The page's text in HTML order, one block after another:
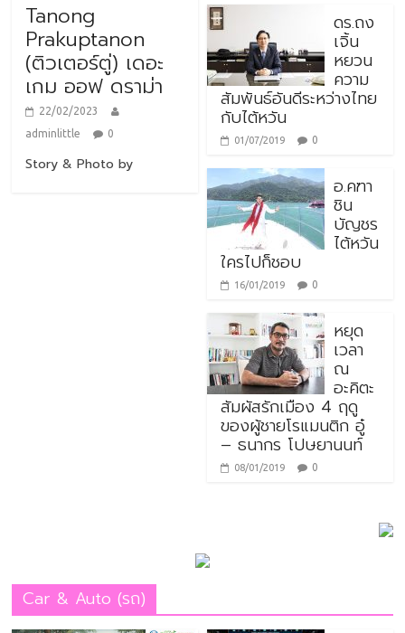
Tanong
Prakuptanon
(ติวเตอร์ตู่) เดอะ
เกม ออฟ ดราม่า
22/02/2023
adminlittle
0
Story & Photo by
ดร.ถง
เจิ้น
หยวน
ความ
สัมพันธ์อันดีระหว่างไทย
กับไต้หวัน
01/07/2019 0
อ.คฑา
ชิน
บัญชร
ไต้หวัน
ใครไปก็ชอบ
16/01/2019 0
หยุด
เวลา
ณ
อะคิตะ
สัมผัสรักเมือง 4 ฤดู
ของผู้ชายโรแมนติก อู๋
– ธนากร โปษยานนท์
08/01/2019 0
Car & Auto (รถ)